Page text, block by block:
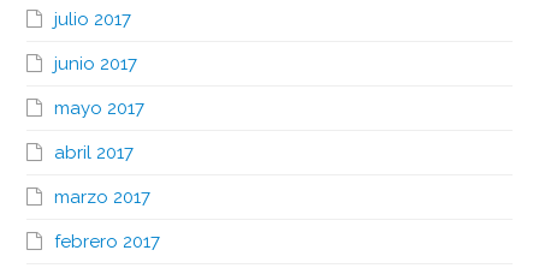
julio 2017
junio 2017
mayo 2017
abril 2017
marzo 2017
febrero 2017